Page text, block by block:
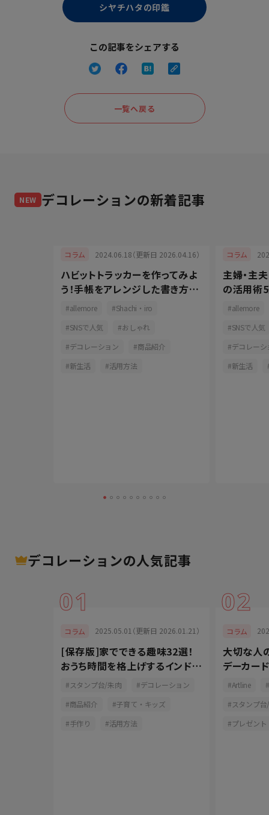
シヤチハタの印鑑
この記事をシェアする
一覧へ戻る
NEW デコレーションの新着記事
コラム 2024.06.18（更新日 2026.04.16）
ハビットトラッカーを作ってみよ
う！手帳をアレンジした書き方と
長続きの秘訣
allemore
Shachi・iro
SNSで人気
おしゃれ
デコレーション
商品紹介
新生活
活用方法
コラム
主婦・主
の活用術
コツをご
allemore
SNSで人気
デコレーシ
新生活
デコレーションの人気記事
01
コラム 2025.05.01（更新日 2026.01.21）
[保存版]家でできる趣味32選！
おうち時間を格上げするインドア
派スタンプ台/朱肉
デコレーション
商品紹介
子育て・キッズ
手作り
活用方法
02
コラム
大切な人
デーカー
に！Artline
スタンプ
プレゼント